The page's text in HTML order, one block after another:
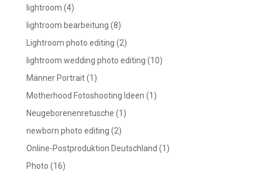
lightroom (4)
lightroom bearbeitung (8)
Lightroom photo editing (2)
lightroom wedding photo editing (10)
Männer Portrait(1)
Motherhood Fotoshooting Ideen (1)
Neugeborenenretusche (1)
newborn photo editing (2)
Online-Postproduktion Deutschland (1)
Photo (16)